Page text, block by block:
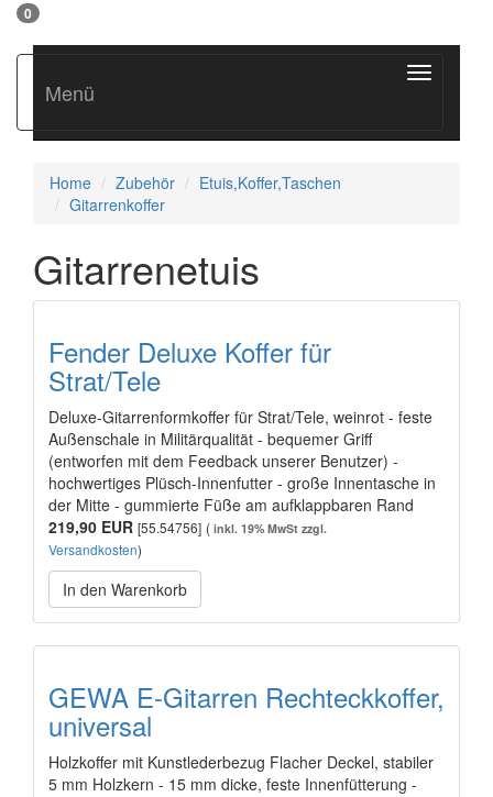
0
Menü
Home Zubehör
Etuis,Koffer,Taschen
Gitarrenkoffer
Gitarrenetuis
Fender Deluxe Koffer für
Strat/Tele
Deluxe-Gitarrenformkoffer für Strat/Tele, weinrot - feste
Außenschale in Militärqualität - bequemer Griff
(entworfen mit dem Feedback unserer Benutzer) -
hochwertiges Plüsch-Innenfutter - große Innentasche in
der Mitte - gummierte Füße am aufklappbaren Rand
219,90 EUR [55.54756] ( inkl. 19% MwSt zzgl.
Versandkosten)
In den Warenkorb
GEWA E-Gitarren Rechteckkoffer,
universal
Holzkoffer mit Kunstlederbezug Flacher Deckel, stabiler
5 mm Holzkern - 15 mm dicke, feste Innenfütterung -